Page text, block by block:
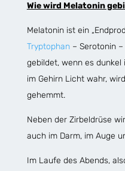
Wie wird Melatonin
Melatonin ist ein
Tryptophan– Serotonin –
gebildet, wenn es dunkel
im Gehirn Licht wahr,
gehemmt.
Neben der Zirbeldrüse
auch im Darm, im Auge
Im Laufe des Abends,